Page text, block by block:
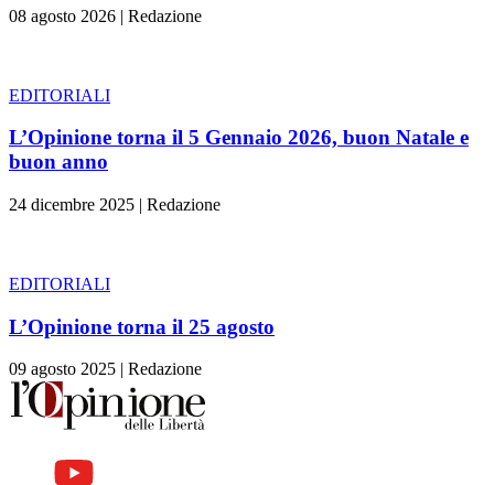
08 agosto 2026 | Redazione
EDITORIALI
L’Opinione torna il 5 Gennaio 2026, buon Natale e
buon anno
24 dicembre 2025 | Redazione
EDITORIALI
L’Opinione torna il 25 agosto
09 agosto 2025 | Redazione